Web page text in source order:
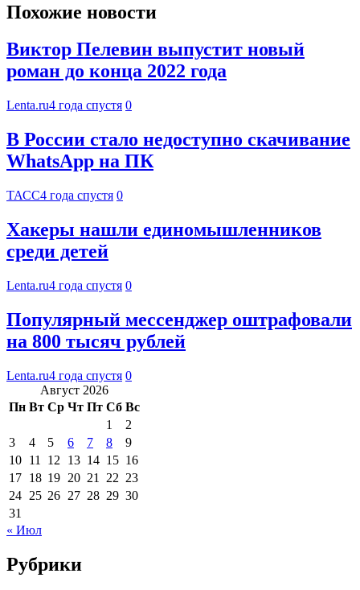
Похожие новости
Виктор Пелевин выпустит новый
роман до конца 2022 года
Lenta.ru4 года спустя 0
В России стало недоступно скачивание
WhatsApp на ПК
ТАСС4 года спустя 0
Хакеры нашли единомышленников
среди детей
Lenta.ru4 года спустя 0
Популярный мессенджер оштрафовали
на 800 тысяч рублей
Lenta.ru4 года спустя 0
Август 2026
Пн Вт Ср Чт Пт Сб Вс
1
2
3
4 5 6 7 8
9
10 11 12 13 14 15 16
17 18 19 20 21 22 23
24 25 26 27 28 29 30
31
« Июл
Рубрики